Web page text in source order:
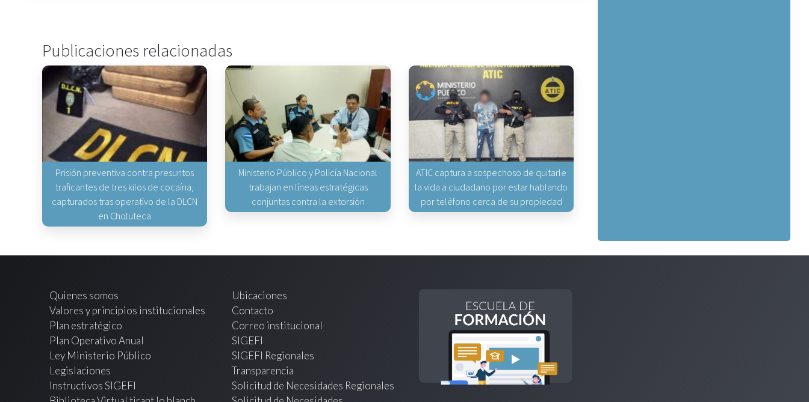
Publicaciones relacionadas
Prisión preventiva contra presuntos
traficantes de tres kilos de cocaína,
capturados tras operativo de la DLCN
en Choluteca
Ministerio Público y Policía Nacional
trabajan en líneas estratégicas
conjuntas contra la extorsión
ATIC captura a sospechoso de quitarle
la vida a ciudadano por estar hablando
por teléfono cerca de su propiedad
Quienes somos
Valores y principios institucionales
Plan estratégico
Plan Operativo Anual
Ley Ministerio Público
Legislaciones
Instructivos SIGEFI
Ubicaciones
Contacto
Correo institucional
SIGEFI
SIGEFI Regionales
Transparencia
Solicitud de Necesidades Regionales